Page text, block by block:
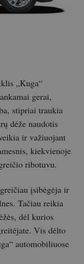
„Kuga“
gerai,
stipriai traukia
dėže naudotis
ir važiuojant
kiekvienoje
ribotuvu.
įsibėgėja ir
Tačiau reikia
dėl kurios
Vis dėlto
automobiliuose